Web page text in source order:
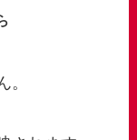
。